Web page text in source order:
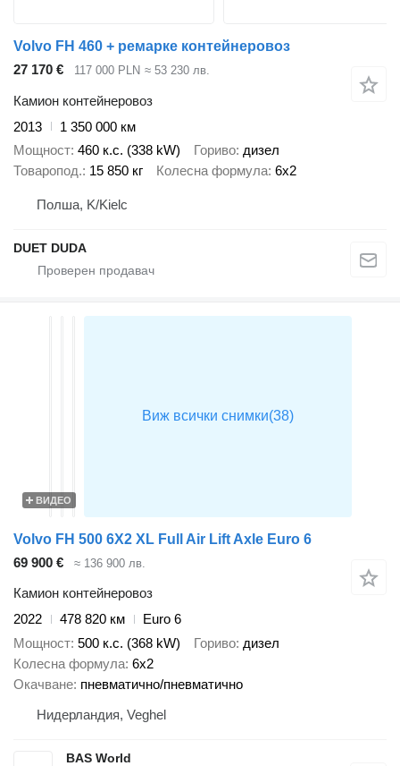
Volvo FH 460 + ремарке контейнеровоз
27 170 €
117 000 PLN ≈ 53 230 лв.
Камион контейнеровоз
2013
1 350 000 км
Мощност 460 к.с. (338 kW) Гориво дизел
Товаропод. 15 850 кг Колесна формула 6x2
Полша, K/Kielc
DUET DUDA
ВИДЕО
Volvo FH 500 6X2 XL Full Air Lift Axle Euro 6
69 900 €
≈ 136 900 лв.
Камион контейнеровоз
2022
478 820 км
Euro 6
Мощност 500 к.с. (368 kW) Гориво дизел
Колесна формула 6x2
Окачване пневматично/пневматично
Нидерландия, Veghel
BAS World